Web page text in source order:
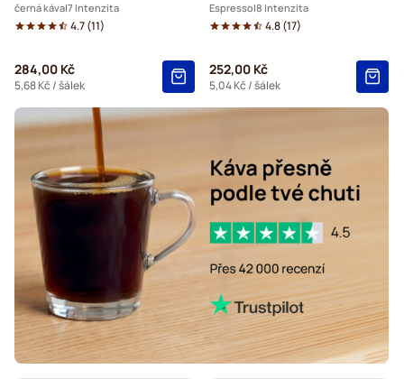
černá káva 7 Intenzita
4.7(11)
284,00 Kč
5,68 Kč / šálek
Espresso 8 Intenzita
4.8(17)
252,00 Kč
5,04 Kč / šálek